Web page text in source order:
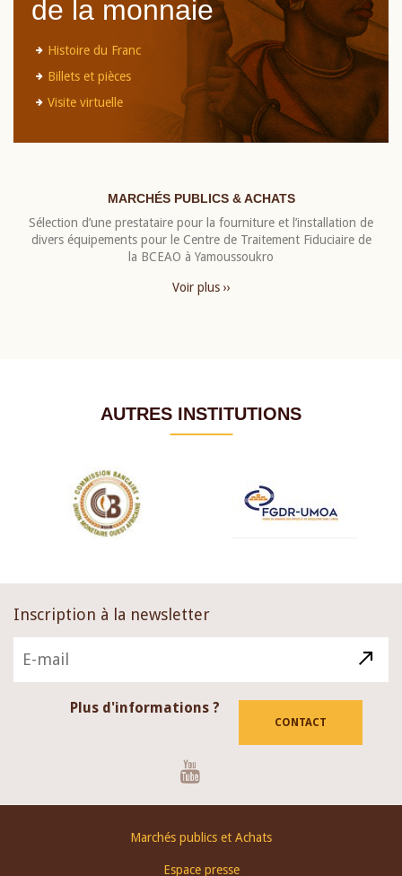
de la monnaie
Histoire du Franc
Billets et pièces
Visite virtuelle
MARCHÉS PUBLICS & ACHATS
Sélection d’une prestataire pour la fourniture et l’installation de
divers équipements pour le Centre de Traitement Fiduciaire de
la BCEAO à Yamoussoukro
Voir plus ››
AUTRES INSTITUTIONS
Inscription à la newsletter
Plus d'informations ?
CONTACT
Marchés publics et Achats
Espace presse